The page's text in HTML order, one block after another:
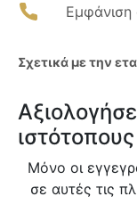
Εμφάνιση
Σχετικά με την
ιστότοπους
Μόνο οι
σε αυτές τις